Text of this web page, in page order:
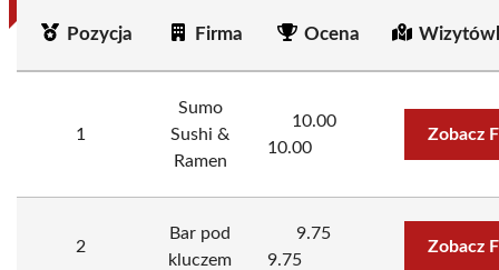
Pozycja Firma Ocena
1
Sumo
Sushi &
Ramen
10.00
10.00
Zobacz
2
Bar pod
kluczem
9.75
9.75
Zobacz